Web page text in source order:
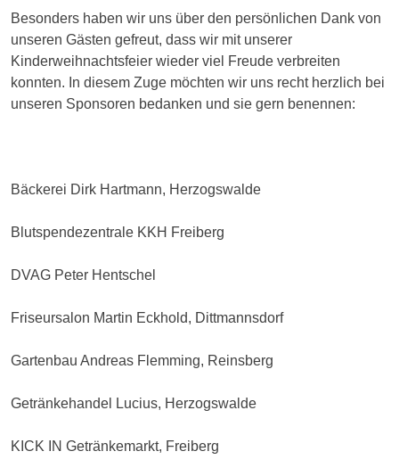
Besonders haben wir uns über den persönlichen Dank von
unseren Gästen gefreut, dass wir mit unserer
Kinderweihnachtsfeier wieder viel Freude verbreiten
konnten. In diesem Zuge möchten wir uns recht herzlich bei
unseren Sponsoren bedanken und sie gern benennen:
Bäckerei Dirk Hartmann, Herzogswalde
Blutspendezentrale KKH Freiberg
DVAG Peter Hentschel
Friseursalon Martin Eckhold, Dittmannsdorf
Gartenbau Andreas Flemming, Reinsberg
Getränkehandel Lucius, Herzogswalde
KICK IN Getränkemarkt, Freiberg